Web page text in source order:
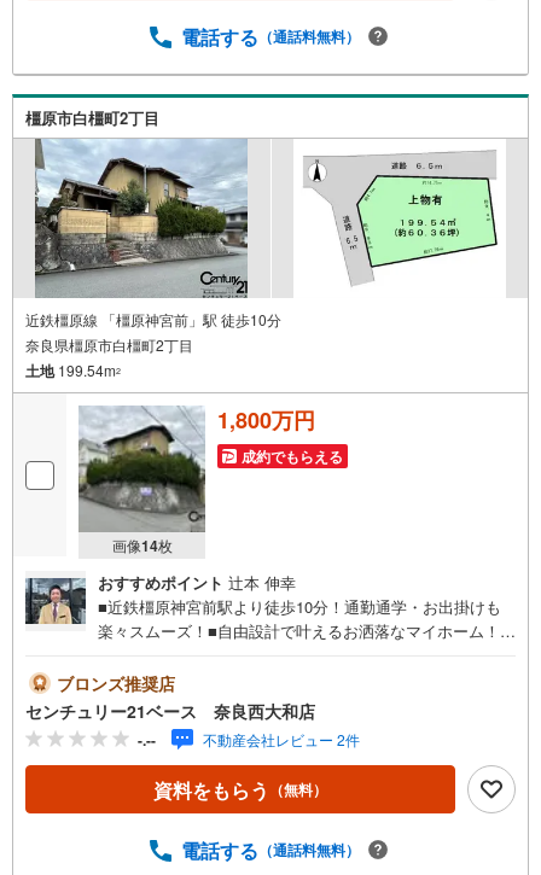
ます。「資料をもらう」「見学予約をする」からエントリ
問い合わせください。-----------------------------
電話する （通話料無料）
橿原市白橿町2丁目
近鉄橿原線 「橿原神宮前」駅 徒歩10分
奈良県橿原市白橿町2丁目
土地199.54m2
画像14枚
1,800万円
成約でもらえる
おすすめポイント 辻本 伸幸
■近鉄橿原神宮前駅より徒歩10分！通勤通学・お出掛けも
楽々スムーズ！■自由設計で叶えるお洒落なマイホーム！建
ず営業中！・お仕事終わりのお時間でもご見学可！・今か
ら見たい！というお声にもご対応できます！◇住宅ローン
もお任せください！◇・提携銀行多数あり（地方銀行・都
市銀行・信用金庫etc）・優遇後適用金利 0.875％～（審査
内容により異なります）--- ◇◇ Yahoo！不動産キャンペー
ン対象店舗 ◇◇ ----当店で物件を成約いただくとPayPayボ
ンペーン】の対象になります。「資料をもらう」「見学予
ブロンズ推奨店
センチュリー21ベース 奈良西大和店
-.-- 不動産会社レビュー 2件
資料をもらう （無料）
電話する （通話料無料）